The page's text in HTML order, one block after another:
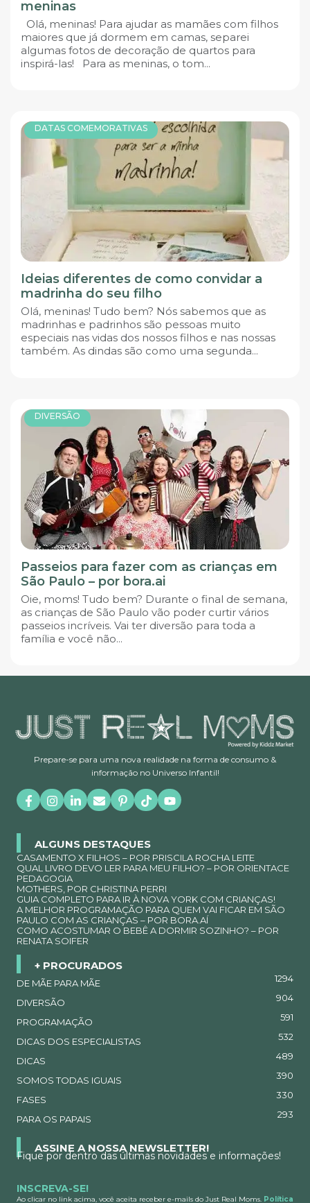
meninas
Olá, meninas! Para ajudar as mamães com filhos
maiores que já dormem em camas, separei
algumas fotos de decoração de quartos para
inspirá-las! Para as meninas, o tom...
DATAS COMEMORATIVAS
Ideias diferentes de como convidar a
madrinha do seu filho
Olá, meninas! Tudo bem? Nós sabemos que as
madrinhas e padrinhos são pessoas muito
especiais nas vidas dos nossos filhos e nas nossas
também. As dindas são como uma segunda...
DIVERSÃO
Passeios para fazer com as crianças em
São Paulo – por bora.ai
Oie, moms! Tudo bem? Durante o final de semana,
as crianças de São Paulo vão poder curtir vários
passeios incríveis. Vai ter diversão para toda a
família e você não...
Prepare-se para uma nova realidade na forma de consumo &
informação no Universo Infantil!
ALGUNS DESTAQUES
CASAMENTO X FILHOS – POR PRISCILA ROCHA LEITE
QUAL LIVRO DEVO LER PARA MEU FILHO? – POR ORIENTACE
PEDAGOGIA
MOTHERS, POR CHRISTINA PERRI
GUIA COMPLETO PARA IR À NOVA YORK COM CRIANÇAS!
A MELHOR PROGRAMAÇÃO PARA QUEM VAI FICAR EM SÃO
PAULO COM AS CRIANÇAS – POR BORA.AÍ
COMO ACOSTUMAR O BEBÊ A DORMIR SOZINHO? – POR
RENATA SOIFER
+ PROCURADOS
DE MÃE PARA MÃE 1294
DIVERSÃO 904
PROGRAMAÇÃO 591
DICAS DOS ESPECIALISTAS 532
DICAS 489
SOMOS TODAS IGUAIS 390
FASES 330
PARA OS PAPAIS 293
ASSINE A NOSSA NEWSLETTER!
Fique por dentro das últimas novidades e informações!
INSCREVA-SE!
Ao clicar no link acima, você aceita receber e-mails do Just Real Moms. Política